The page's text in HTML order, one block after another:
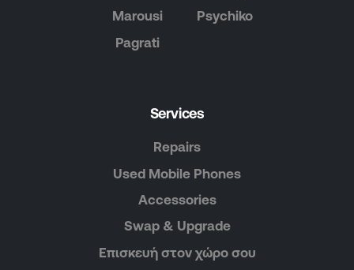
Marousi
Pagrati
Psychiko
Services
Repairs
Used Mobile Phones
Accessories
Swap & Upgrade
Επισκευή στον χώρο σου